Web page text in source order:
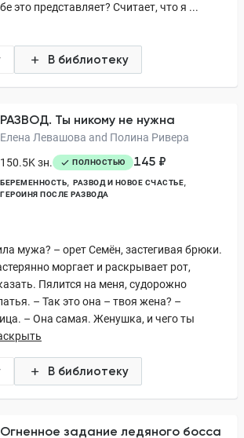
это представляет? Считает, что я ...
В библиотеку
РАЗВОД. Ты никому не нужна
Елена Левашова and Полина Ривера
150.5K зн.
ПОЛНОСТЬЮ 145 ₽
БЕРЕМЕННОСТЬ
РАЗВОД И НОВОЕ СЧАСТЬЕ
ГЕРОИНЯ ПОСЛЕ РАЗВОДА
мужа? – орет Семён, застегивая брюки.
моргает и раскрывает рот,
Пялится на меня, судорожно
– Так это она – твоя жена? –
– Она самая. Женушка, и чего ты
В библиотеку
Огненное задание ледяного босса